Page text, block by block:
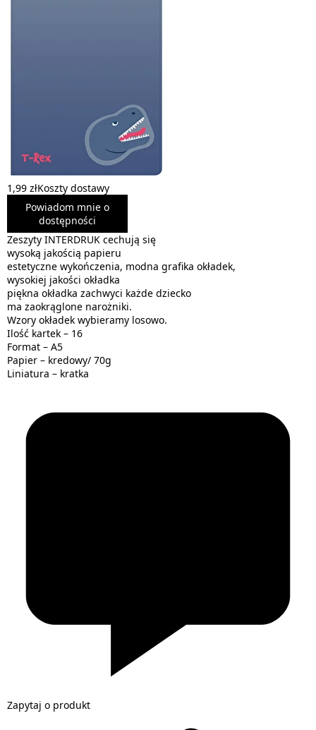
1,99 złKoszty dostawy
Powiadom mnie o
dostępności
Zeszyty INTERDRUK cechują się
wysoką jakością papieru
estetyczne wykończenia, modna grafika okładek,
wysokiej jakości okładka
piękna okładka zachwyci każde dziecko
ma zaokrąglone narożniki.
Wzory okładek wybieramy losowo.
Ilość kartek – 16
Format – A5
Papier – kredowy/ 70g
Liniatura – kratka
Zapytaj o produkt